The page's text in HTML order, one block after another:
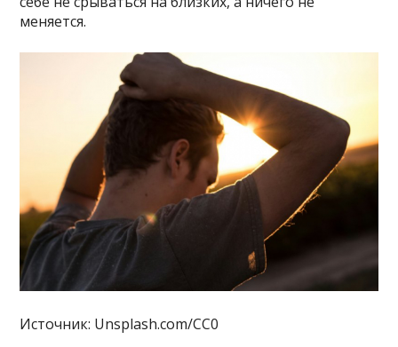
меняется.
Источник: Unsplash.com/CC0